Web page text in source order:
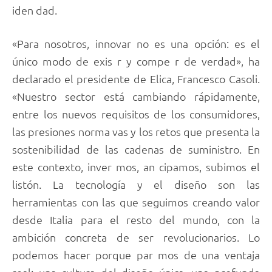
iden dad.
«Para nosotros, innovar no es una opción: es el
único modo de exis r y compe r de verdad», ha
declarado el presidente de Elica, Francesco Casoli.
«Nuestro sector está cambiando rápidamente,
entre los nuevos requisitos de los consumidores,
las presiones norma vas y los retos que presenta la
sostenibilidad de las cadenas de suministro. En
este contexto, inver mos, an cipamos, subimos el
listón. La tecnología y el diseño son las
herramientas con las que seguimos creando valor
desde Italia para el resto del mundo, con la
ambición concreta de ser revolucionarios. Lo
podemos hacer porque par mos de una ventaja